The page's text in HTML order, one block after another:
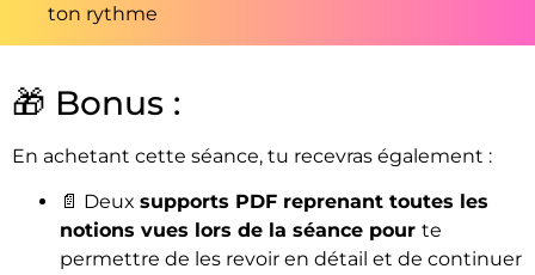
ton rythme
🎁 Bonus :
En achetant cette séance, tu recevras également :
📄 Deux supports PDF reprenant toutes les
notions vues lors de la séance pour te
permettre de les revoir en détail et de continuer